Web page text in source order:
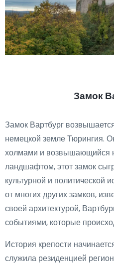
Замок
Замок Вартбург
немецкой земле Тюрингия.
холмами и возвышающийся
ландшафтом, этот замок
культурной и политической
от многих других замков,
своей архитектурой,
событиями, которые
История крепости
служила резиденцией